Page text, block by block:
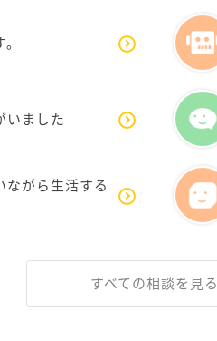
いました
ながら生活する
すべての相談を見る